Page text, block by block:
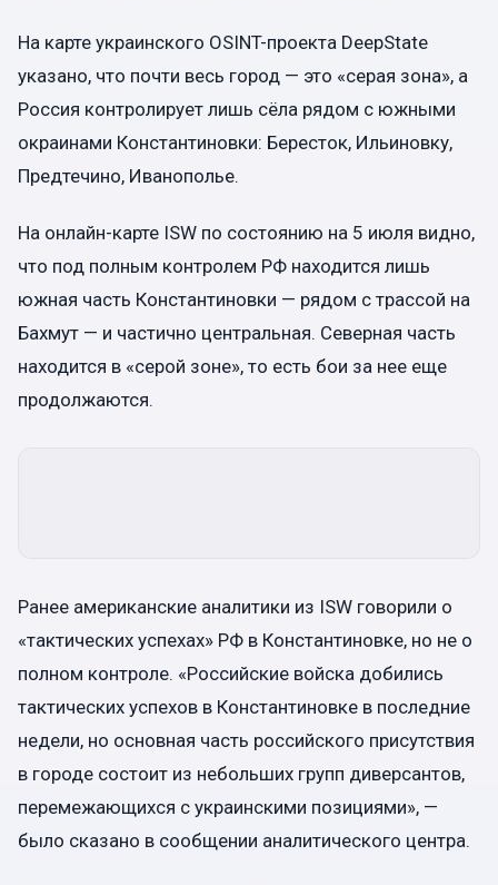
На карте украинского OSINT-проекта DeepState
указано, что почти весь город — это «серая зона», а
Россия контролирует лишь сёла рядом с южными
окраинами Константиновки: Бересток, Ильиновку,
Предтечино, Иванополье.
На онлайн-карте ISW по состоянию на 5 июля видно,
что под полным контролем РФ находится лишь
южная часть Константиновки — рядом с трассой на
Бахмут — и частично центральная. Северная часть
находится в «серой зоне», то есть бои за нее еще
продолжаются.
Ранее американские аналитики из ISW говорили о
«тактических успехах» РФ в Константиновке, но не о
полном контроле. «Российские войска добились
тактических успехов в Константиновке в последние
недели, но основная часть российского присутствия
в городе состоит из небольших групп диверсантов,
перемежающихся с украинскими позициями», —
было сказано в сообщении аналитического центра.